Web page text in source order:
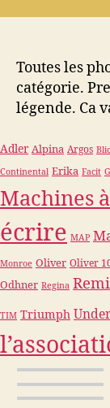
Toutes les
catégorie.
légende. Ca
Adler Alpina Argos
Continental Erika Facit
Machines
écrire MAP
Monroe Oliver Oliver
Odhner Regina
TIM Triumph